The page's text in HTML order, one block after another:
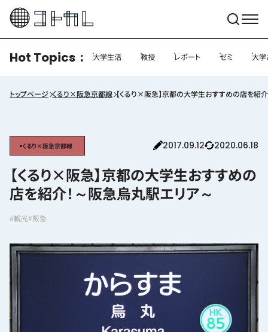
Hot Topics 大学生活 教授 レポート ゼミ 大学
トップページ くるり×阪急京都線 【くるり×阪急】京都の大学生おすすめの店を紹
くるり×阪急京都線 2017.09.12 2020.06.18
【くるり×阪急】京都の大学生おすすめの
店を紹介！～阪急烏丸駅エリア～
#観光#阪急